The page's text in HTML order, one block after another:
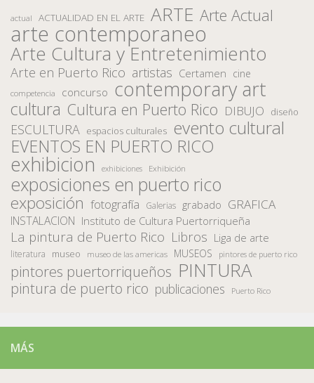
actual ACTUALIDAD EN EL ARTE ARTE Arte Actual
arte contemporaneo
Arte Cultura y Entretenimiento
Arte en Puerto Rico artistas Certamen cine
competencia concurso contemporary art
cultura Cultura en Puerto Rico DIBUJO diseño
ESCULTURA espacios culturales evento cultural
EVENTOS EN PUERTO RICO
exhibicion exhibiciones Exhibición
exposiciones en puerto rico
exposición fotografía Galerias grabado GRAFICA
INSTALACION Instituto de Cultura Puertorriqueña
La pintura de Puerto Rico Libros Liga de arte
literatura museo museo de las americas MUSEOS pintores de puerto rico
pintores puertorriqueños PINTURA
pintura de puerto rico publicaciones Puerto Rico
MÁS